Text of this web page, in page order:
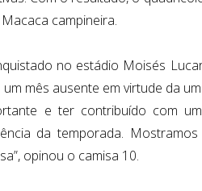
campineira.
no estádio Moisés
mês ausente em virtude da
e ter contribuído com
da temporada.
opinou o camisa 10.